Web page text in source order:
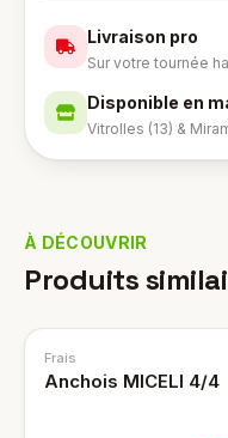
Livraison pro
Sur votre tournée
Disponible en
Vitrolles (13) &
À DÉCOUVRIR
Produits
Frais
Anchois MICELI 4/4